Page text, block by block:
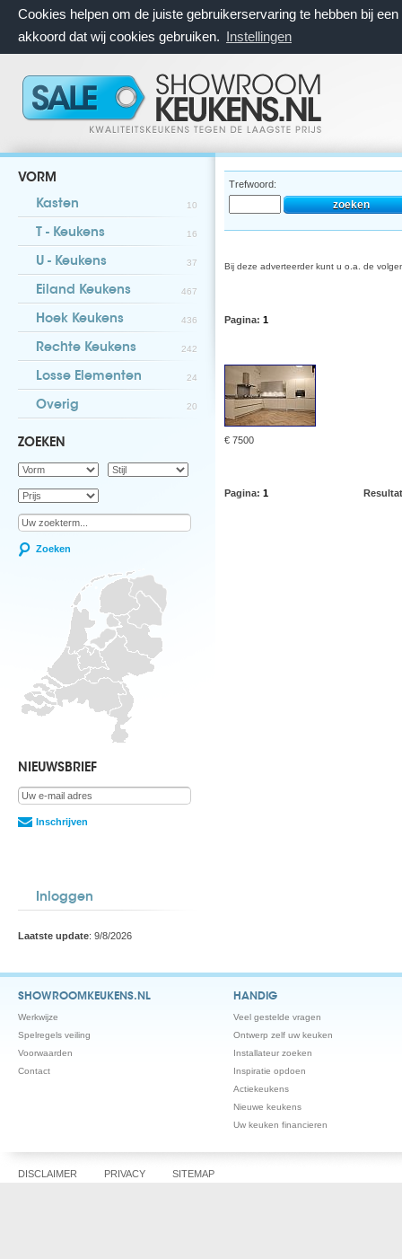
Cookies helpen om de juiste gebruikerservaring te hebben bij
akkoord dat wij cookies gebruiken. Instellingen
VORM
Kasten 10
T - Keukens 16
U - Keukens 37
Eiland Keukens 467
Hoek Keukens 436
Rechte Keukens 242
Losse Elementen 24
Overig 20
ZOEKEN
Zoeken
NIEUWSBRIEF
Inschrijven
Inloggen
Laatste update: 9/8/2026
Trefwoord:
Bij deze adverteerder kunt u o.a. de
Pagina: 1
€ 7500
Pagina: 1
SHOWROOMKEUKENS.NL
Werkwijze
Spelregels veiling
Voorwaarden
Contact
HANDIG
Veel gestelde vragen
Ontwerp zelf uw keuken
Installateur zoeken
Inspiratie opdoen
Actiekeukens
Nieuwe keukens
Uw keuken financieren
DISCLAIMER PRIVACY SITEMAP